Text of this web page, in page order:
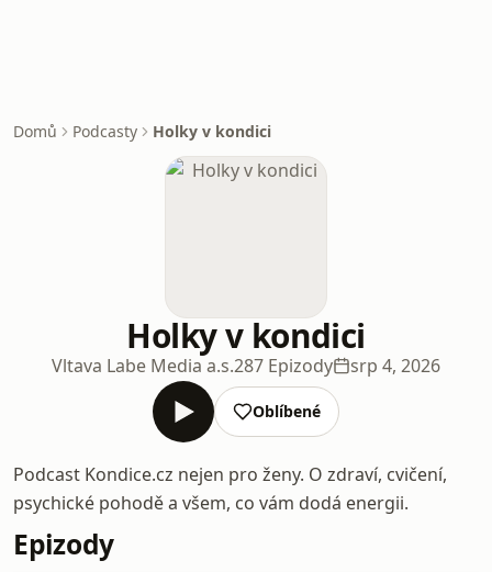
Domů Podcasty Holky v kondici
Holky v kondici
Vltava Labe Media a.s.287 Epizody srp 4, 2026
Oblíbené
Podcast Kondice.cz nejen pro ženy. O zdraví, cvičení,
psychické pohodě a všem, co vám dodá energii.
Epizody